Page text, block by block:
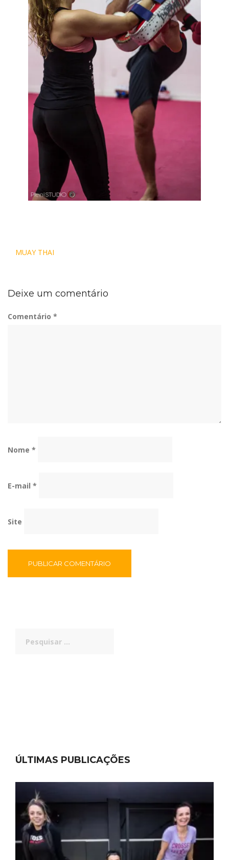
Navegação
MUAY THAI
Deixe um comentário
Comentário *
Nome *
E-mail *
Site
por:
ÚLTIMAS PUBLICAÇÕES